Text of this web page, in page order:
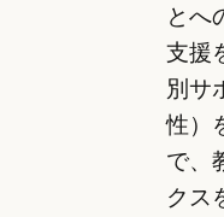
とへ
支援
別サ
性）
で、
クス